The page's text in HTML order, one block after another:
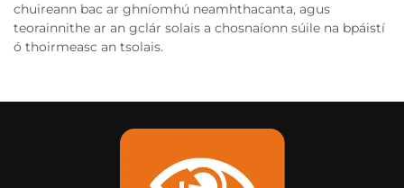
chuireann bac ar ghníomhú neamhthacanta, agus
teorainnithe ar an gclár solais a chosnaíonn súile na bpáistí
ó thoirmeasc an tsolais.